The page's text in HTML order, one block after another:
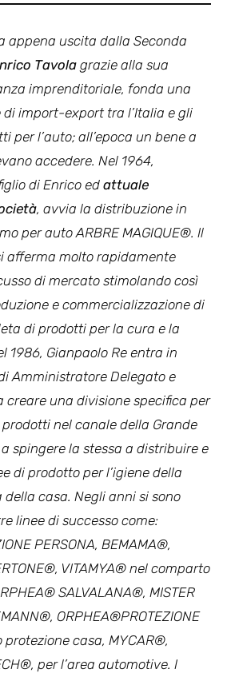
appena uscita dalla Seconda
Tavola grazie alla sua
imprenditoriale, fonda una
import-export tra l’Italia e gli
per l’auto; all’epoca un bene a
accedere. Nel 1964,
di Enrico ed attuale
, avvia la distribuzione in
per auto ARBRE MAGIQUE®. Il
afferma molto rapidamente
di mercato stimolando così
e commercializzazione di
di prodotti per la cura e la
1986, Gianpaolo Re entra in
Amministratore Delegato e
creare una divisione specifica per
nel canale della Grande
spingere la stessa a distribuire e
di prodotto per l’igiene della
casa. Negli anni si sono
linee di successo come:
PERSONA, BEMAMA®,
VITAMYA® nel comparto
SALVALANA®, MISTER
ORPHEA®PROTEZIONE
protezione casa, MYCAR®,
per l’area automotive. I